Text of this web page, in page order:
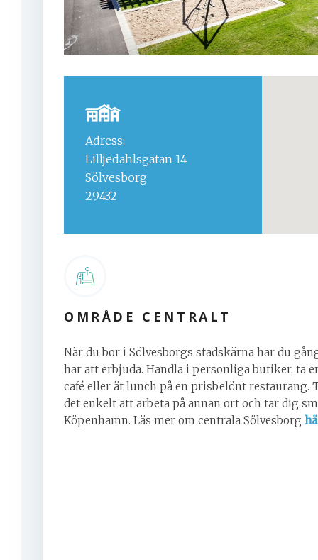
Adress:
Lilljedahlsgatan 14
Sölvesborg
29432
OMRÅDE CENTRALT
När du bor i Sölvesborgs stadskärna har du
har att erbjuda. Handla i personliga butiker, ta
café eller ät lunch på en prisbelönt restaurang.
det enkelt att arbeta på annan ort och tar dig
Köpenhamn. Läs mer om centrala Sölvesborg